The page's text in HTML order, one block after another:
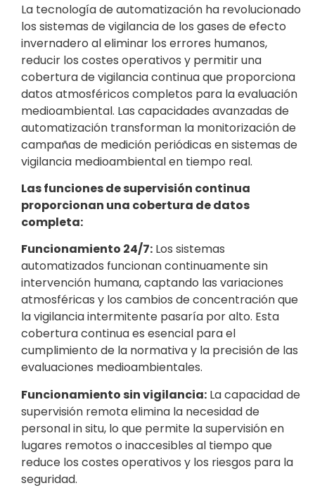
La tecnología de automatización ha revolucionado
los sistemas de vigilancia de los gases de efecto
invernadero al eliminar los errores humanos,
reducir los costes operativos y permitir una
cobertura de vigilancia continua que proporciona
datos atmosféricos completos para la evaluación
medioambiental. Las capacidades avanzadas de
automatización transforman la monitorización de
campañas de medición periódicas en sistemas de
vigilancia medioambiental en tiempo real.
Las funciones de supervisión continua
proporcionan una cobertura de datos
completa:
Funcionamiento 24/7: Los sistemas
automatizados funcionan continuamente sin
intervención humana, captando las variaciones
atmosféricas y los cambios de concentración que
la vigilancia intermitente pasaría por alto. Esta
cobertura continua es esencial para el
cumplimiento de la normativa y la precisión de las
evaluaciones medioambientales.
Funcionamiento sin vigilancia: La capacidad de
supervisión remota elimina la necesidad de
personal in situ, lo que permite la supervisión en
lugares remotos o inaccesibles al tiempo que
reduce los costes operativos y los riesgos para la
seguridad.